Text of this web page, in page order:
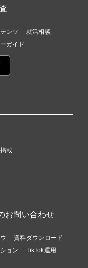
ンツ
就活相談
ガイド
載
お問い合わせ
資料ダウンロード
ョン
TikTok運用